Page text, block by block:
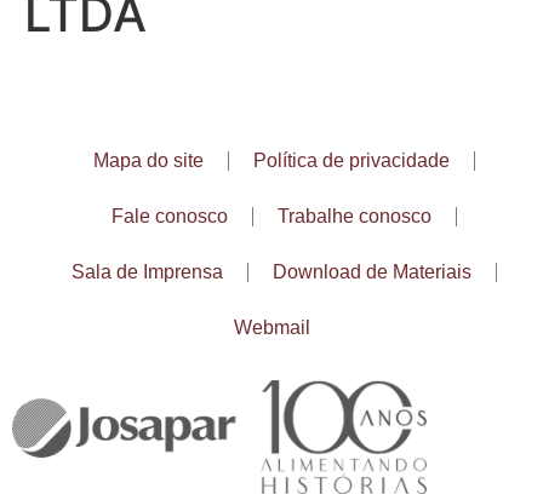
LTDA
Mapa do site Política de privacidade
Fale conosco Trabalhe conosco
Sala de Imprensa Download de Materiais
Webmail